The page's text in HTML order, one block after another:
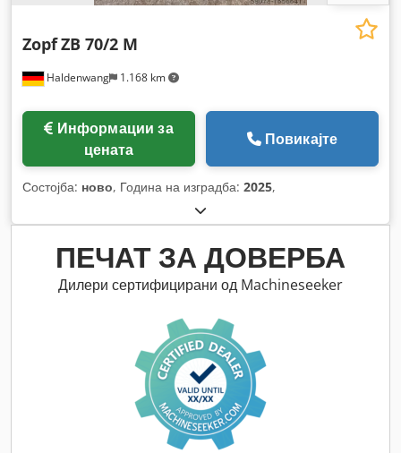
Haldenwang 1.168 km
ZopfZB 70/2 M
цената
Повикајте
Состојба: ново, Година на изградба: 2025,
ПЕЧАТ ЗА ДОВЕРБА
Дилери сертифицирани од Machineseeker